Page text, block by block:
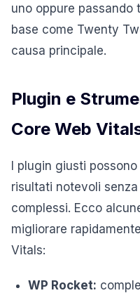
uno oppure passando
base come Twenty
causa principale.
Plugin e
Core Web
I plugin giusti
risultati notevoli
complessi. Ecco
migliorare
Vitals:
WP Rocket: